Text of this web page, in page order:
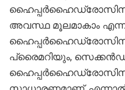
ഹൈപ്പർഹൈഡ്രോസിസ്
അവസ്ഥ മൂലമാകാം
ഹൈപ്പർഹൈഡ്രോസിസ്
പ്രൈമറിയും,
ഹൈപ്പർഹൈഡ്രോസിസ്